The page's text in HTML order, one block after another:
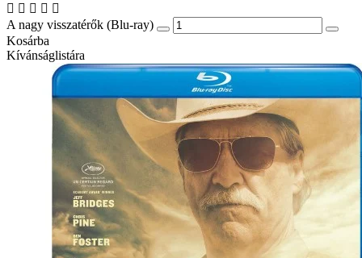
A nagy visszatérők (Blu-ray)
Kosárba
Kívánságlistára